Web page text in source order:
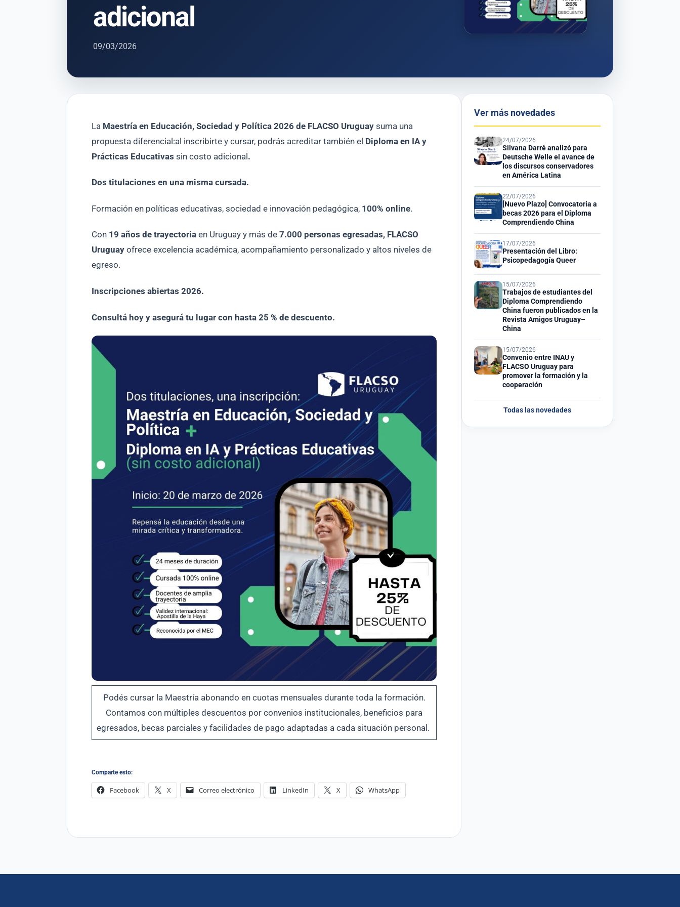
adicional
09/03/2026
La Maestría en Educación, Sociedad y Política 2026 de FLACSO Uruguay suma una
propuesta diferencial:al inscribirte y cursar, podrás acreditar también el Diploma en IA y
Prácticas Educativas sin costo adicional.
Dos titulaciones en una misma cursada.
Formación en políticas educativas, sociedad e innovación pedagógica, 100% online.
Con 19 años de trayectoria en Uruguay y más de 7.000 personas egresadas, FLACSO
Uruguay ofrece excelencia académica, acompañamiento personalizado y altos niveles de
egreso.
Inscripciones abiertas 2026.
Consultá hoy y asegurá tu lugar con hasta 25 % de descuento.
Podés cursar la Maestría abonando en cuotas mensuales durante toda la formación.
Contamos con múltiples descuentos por convenios institucionales, beneficios para
egresados, becas parciales y facilidades de pago adaptadas a cada situación personal.
Comparte esto:
Facebook X Correo electrónico LinkedIn X WhatsApp
Ver más novedades
24/07/2026
Silvana Darré analizó para
Deutsche Welle el avance de
los discursos conservadores
en América Latina
22/07/2026
[Nuevo Plazo] Convocatoria a
becas 2026 para el Diploma
Comprendiendo China
17/07/2026
Presentación del Libro:
Psicopedagogía Queer
15/07/2026
Trabajos de estudiantes del
Diploma Comprendiendo
China fueron publicados en la
Revista Amigos Uruguay–
China
15/07/2026
Convenio entre INAU y
FLACSO Uruguay para
promover la formación y la
cooperación
Todas las novedades